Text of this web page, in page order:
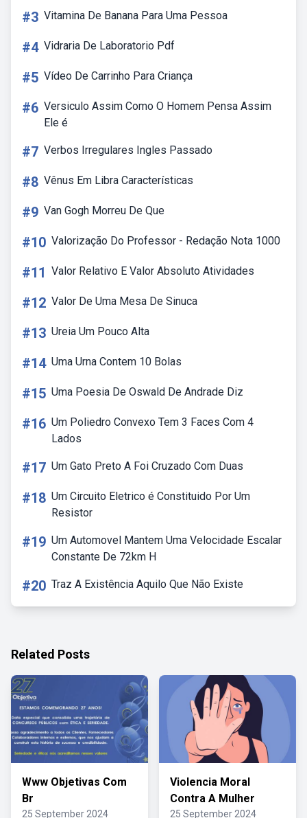
#3 Vitamina De Banana Para Uma Pessoa
#4 Vidraria De Laboratorio Pdf
#5 Vídeo De Carrinho Para Criança
#6 Versiculo Assim Como O Homem Pensa Assim
Ele é
#7 Verbos Irregulares Ingles Passado
#8 Vênus Em Libra Características
#9 Van Gogh Morreu De Que
#10 Valorização Do Professor - Redação Nota 1000
#11 Valor Relativo E Valor Absoluto Atividades
#12 Valor De Uma Mesa De Sinuca
#13 Ureia Um Pouco Alta
#14 Uma Urna Contem 10 Bolas
#15 Uma Poesia De Oswald De Andrade Diz
#16 Um Poliedro Convexo Tem 3 Faces Com 4
Lados
#17 Um Gato Preto A Foi Cruzado Com Duas
#18 Um Circuito Eletrico é Constituido Por Um
Resistor
#19 Um Automovel Mantem Uma Velocidade Escalar
Constante De 72km H
#20 Traz A Existência Aquilo Que Não Existe
Related Posts
Www Objetivas Com
Br
25 September 2024
Violencia Moral
Contra A Mulher
25 September 2024